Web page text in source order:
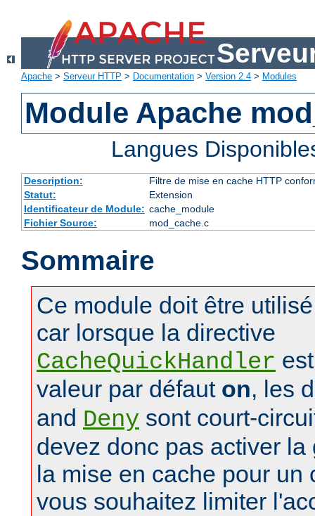
Apache > Serveur HTTP > Documentation > Version 2.4 > Modules
Module Apache
Langues
Description:
Filtre de mise en cache HTTP
Statut:
Extension
Identificateur de Module: cache_module
Fichier Source:
mod_cache.c
Sommaire
Ce module doit être
car lorsque la directive
CacheQuickHandler
valeur par défaut on, les
and Deny sont court-
devez donc pas activer
la mise en cache pour un
vous souhaitez limiter